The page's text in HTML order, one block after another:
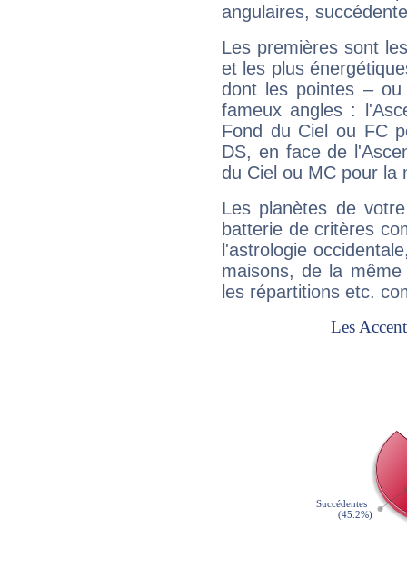
angulaires,
Les premières sont
et les plus
dont les pointes –
fameux angles :
Fond du Ciel ou FC
DS, en face de
du Ciel ou MC pour la
Les planètes de
batterie de critères
l'astrologie
maisons, de la
les répartitions etc.